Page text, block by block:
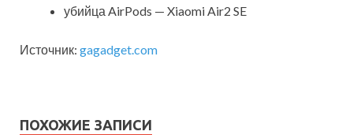
убийца AirPods — Xiaomi Air2 SE
Источник: gagadget.com
ПОХОЖИЕ ЗАПИСИ